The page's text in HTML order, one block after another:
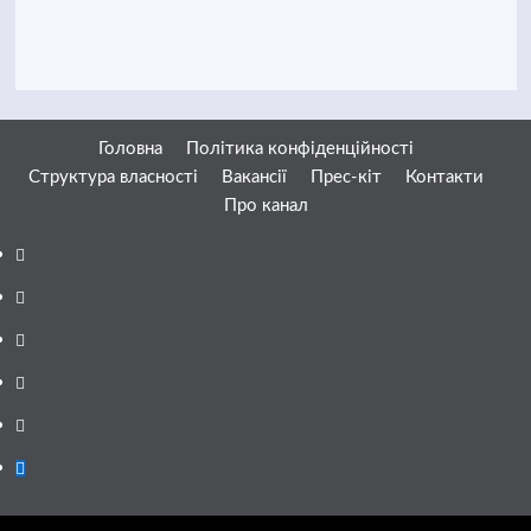
Головна
Політика конфіденційності
Структура власності
Вакансії Прес-кіт
Контакти
Про канал
Facebook
YouTube
Telegram
Instagram
Twitter
Google